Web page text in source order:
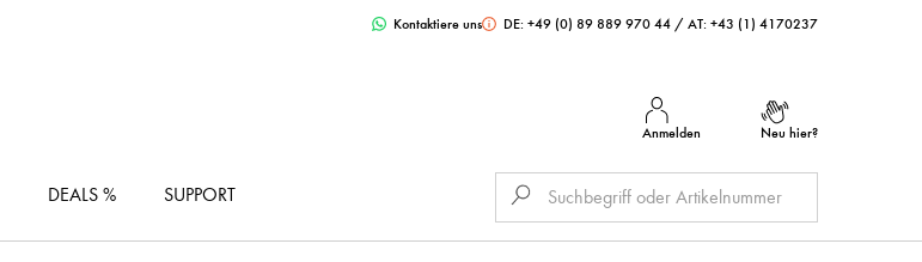
Kontaktiere uns DE: +49 (0) 89 889 970 44 / AT: +43 (1) 4170237
Anmelden Neu hier?
DEALS % SUPPORT